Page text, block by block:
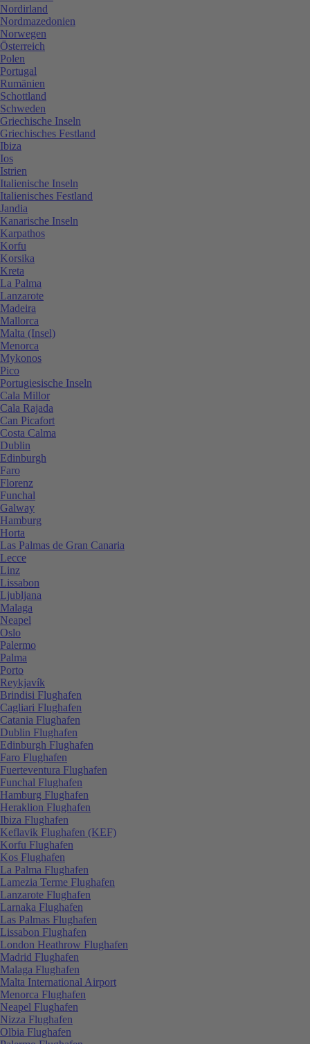
Nordirland
Nordmazedonien
Norwegen
Österreich
Polen
Portugal
Rumänien
Schottland
Schweden
Griechische Inseln
Griechisches Festland
Ibiza
Ios
Istrien
Italienische Inseln
Italienisches Festland
Jandia
Kanarische Inseln
Karpathos
Korfu
Korsika
Kreta
La Palma
Lanzarote
Madeira
Mallorca
Malta (Insel)
Menorca
Mykonos
Pico
Portugiesische Inseln
Cala Millor
Cala Rajada
Can Picafort
Costa Calma
Dublin
Edinburgh
Faro
Florenz
Funchal
Galway
Hamburg
Horta
Las Palmas de Gran Canaria
Lecce
Linz
Lissabon
Ljubljana
Malaga
Neapel
Oslo
Palermo
Palma
Porto
Reykjavík
Brindisi Flughafen
Cagliari Flughafen
Catania Flughafen
Dublin Flughafen
Edinburgh Flughafen
Faro Flughafen
Fuerteventura Flughafen
Funchal Flughafen
Hamburg Flughafen
Heraklion Flughafen
Ibiza Flughafen
Keflavik Flughafen (KEF)
Korfu Flughafen
Kos Flughafen
La Palma Flughafen
Lamezia Terme Flughafen
Lanzarote Flughafen
Larnaka Flughafen
Las Palmas Flughafen
Lissabon Flughafen
London Heathrow Flughafen
Madrid Flughafen
Malaga Flughafen
Malta International Airport
Menorca Flughafen
Neapel Flughafen
Nizza Flughafen
Olbia Flughafen